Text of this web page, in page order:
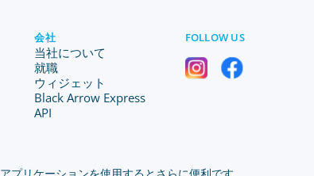
会社
当社について
就職
ウィジェット
Black Arrow Express
API
FOLLOW US